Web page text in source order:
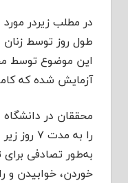
در مطلب زیردر
طول روز توسط
این موضوع توسط
آزمایش شده که
به‌طور تصادفی برای
خوردن، خوابیدن و